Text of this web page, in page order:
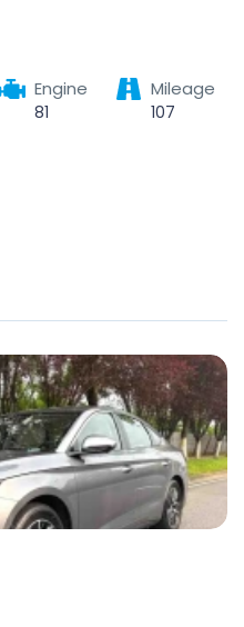
Engine
81
Mileage
107